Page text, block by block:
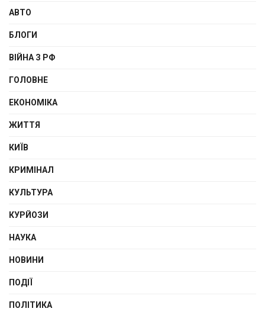
АВТО
БЛОГИ
ВІЙНА З РФ
ГОЛОВНЕ
ЕКОНОМІКА
ЖИТТЯ
КИЇВ
КРИМІНАЛ
КУЛЬТУРА
КУРЙОЗИ
НАУКА
НОВИНИ
ПОДІЇ
ПОЛІТИКА